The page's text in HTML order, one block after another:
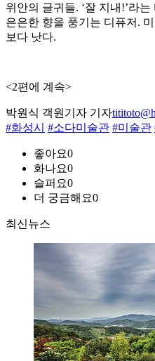
위안의 글귀들. ‘잘 지내!’라
은은한 향을 풍기는 디퓨저.
보다 낫다.
<2편에 계속>
박원식 객원기자 기자
#화성시 #소다미술관 #미술관
좋아요0
화나요0
슬퍼요0
더 궁금해요0
최신뉴스